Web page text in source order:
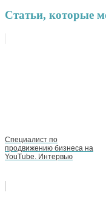
Статьи, которые
Специалист по
продвижению бизнеса на
YouTube. Интервью